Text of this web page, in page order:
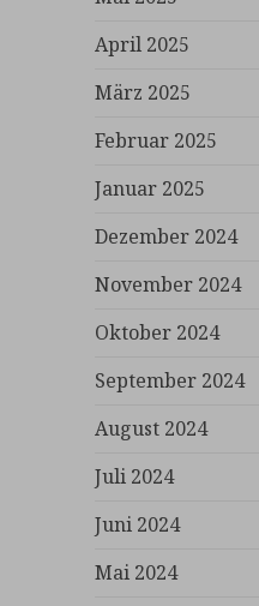
April 2025
März 2025
Februar 2025
Januar 2025
Dezember 2024
November 2024
Oktober 2024
September 2024
August 2024
Juli 2024
Juni 2024
Mai 2024